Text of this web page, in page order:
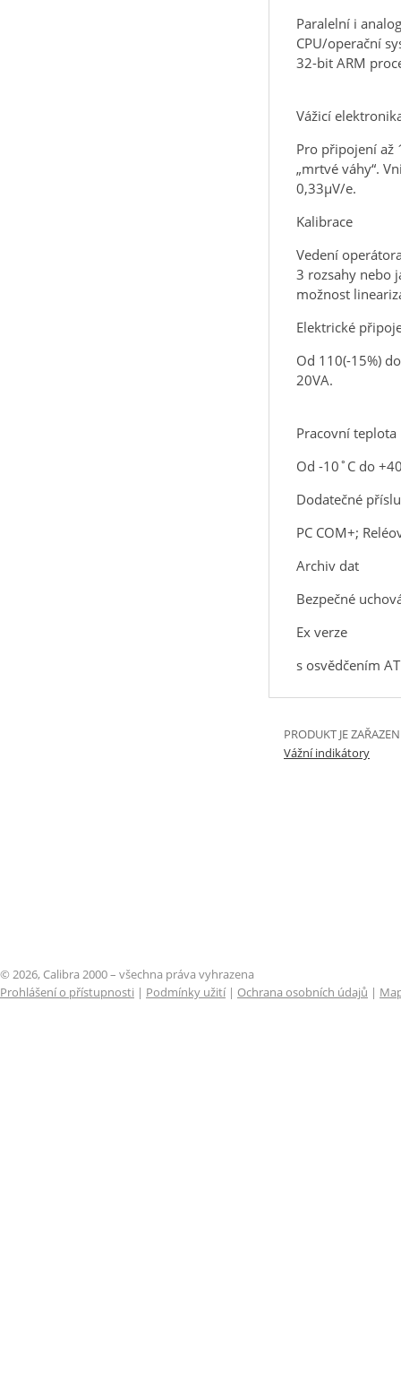
Paralelní i
CPU/operační
32-bit ARM
Vážicí
Pro připojení až
„mrtvé váhy“.
0,33µV/e.
Kalibrace
Vedení
3 rozsahy nebo
možnost
Elektrické
Od 110(-15%)
20VA.
Pracovní teplota
Od -10˚C do
Dodatečné
PC COM+;
Archiv dat
Bezpečné
Ex verze
s osvědčením
PRODUKT JE
Vážní indikátory
© 2026, Calibra 2000 – všechna práva vyhrazena
Prohlášení o přístupnosti | Podmínky užití| Ochrana osobních údajů |